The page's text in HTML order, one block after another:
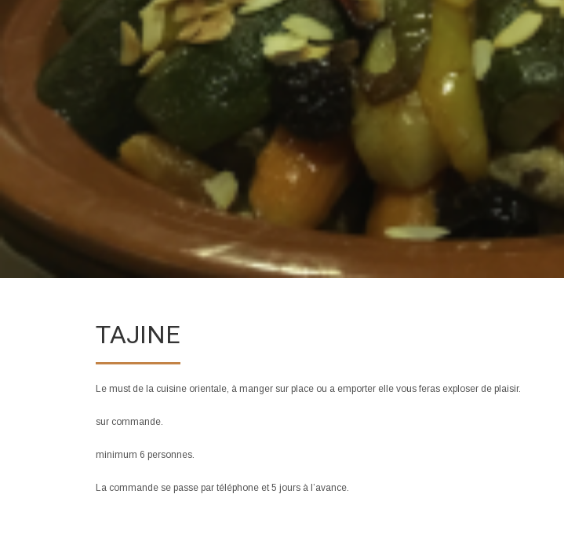
TAJINE
Le must de la cuisine orientale, à manger sur place ou a emporter elle vous feras exploser de plaisir.
sur commande.
minimum 6 personnes.
La commande se passe par téléphone et 5 jours à l’avance.